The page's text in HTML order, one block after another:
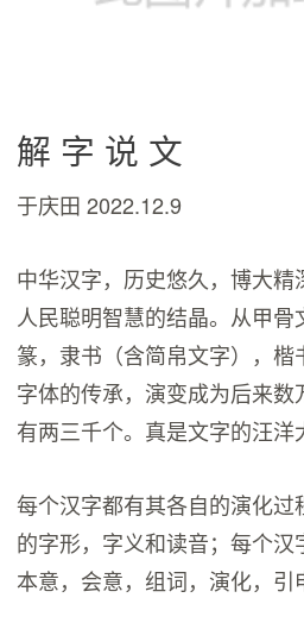
解 字 说 文
于庆田 2022.12.9
中华汉字，历史悠久，博大
人民聪明智慧的结晶。从甲
篆，隶书（含简帛文字），
字体的传承，演变成为后来
有两三千个。真是文字的汪洋
每个汉字都有其各自的演化
的字形，字义和读音；每个汉
本意，会意，组词，演化，引